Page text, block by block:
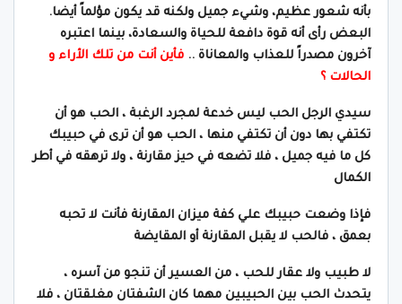
بأنه شعور عظيم، وشيء جميل ولكنه قد يكون مؤلماً أيضا.
البعض رأى أنه قوة دافعة للحياة والسعادة، بينما اعتبره
آخرون مصدراً للعذاب والمعاناة .. فأين أنت من تلك الأراء و
الحالات ؟
سيدي الرجل الحب ليس خدعة لمجرد الرغبة ، الحب هو أن
تكتفي بها دون أن تكتفي منها ، الحب هو أن ترى في حبيبك
كل ما فيه جميل ، فلا تضعه في حيز مقارنة ، ولا ترهقه في أطر
الكمال
فإذا وضعت حبيبك علي كفة ميزان المقارنة فأنت لا تحبه
بعمق ، فالحب لا يقبل المقارنة أو المقايضة
لا طبيب ولا عقار للحب ، من العسير أن تنجو من آسره ،
يتحدث الحب بين الحبيبين مهما كان الشفتان مغلقتان ، فلا